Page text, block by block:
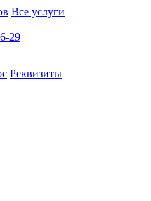
Все услуги
29
Реквизиты